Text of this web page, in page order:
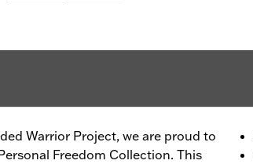
Warrior Project, we are proud to
Freedom Collection. This